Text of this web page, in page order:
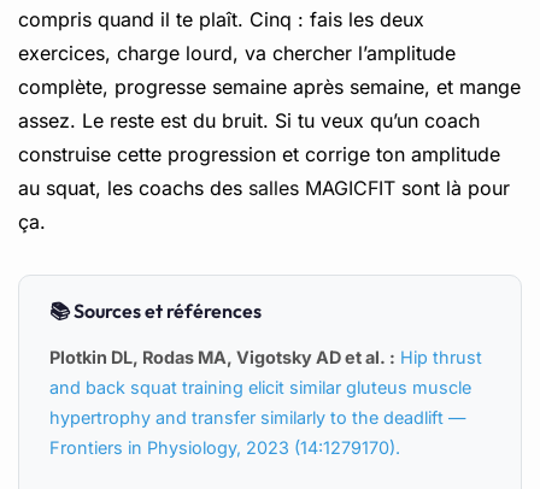
compris quand il te plaît. Cinq : fais les deux
exercices, charge lourd, va chercher l’amplitude
complète, progresse semaine après semaine, et mange
assez. Le reste est du bruit. Si tu veux qu’un coach
construise cette progression et corrige ton amplitude
au squat, les coachs des salles MAGICFIT sont là pour
ça.
📚 Sources et références
Plotkin DL, Rodas MA, Vigotsky AD et al. : Hip thrust
and back squat training elicit similar gluteus muscle
hypertrophy and transfer similarly to the deadlift —
Frontiers in Physiology, 2023 (14:1279170).